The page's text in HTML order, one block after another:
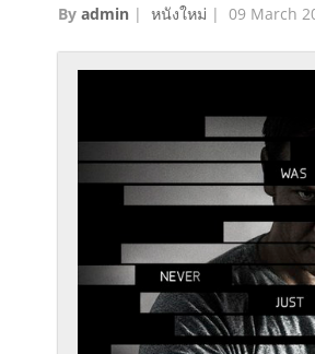
Byadmin |หนังใหม่ |09 March